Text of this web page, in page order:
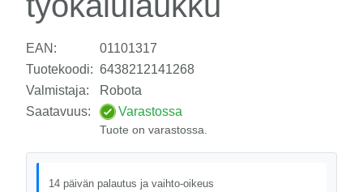
EAN:
01101317
Tuotekoodi: 6438212141268
Valmistaja:
Robota
Saatavuus:
Varastossa
Tuote on varastossa.
14 päivän palautus ja vaihto-oikeus